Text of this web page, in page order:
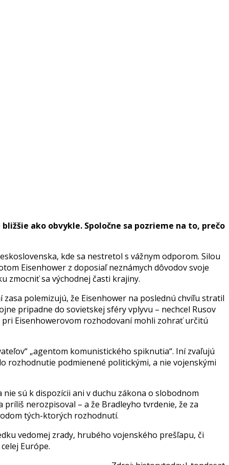
ako obvykle. Spoločne sa pozrieme na to, prečo
kde sa nestretol s vážnym odporom. Silou
Eisenhower z doposiaľ neznámych dôvodov svoje
zmocniť sa východnej časti krajiny.
polemizujú, že Eisenhower na poslednú chvíľu stratil
pripadne do sovietskej sféry vplyvu – nechcel Rusov
Eisenhowerovom rozhodovaní mohli zohrať určitú
„agentom komunistického spiknutia“. Iní zvaľujú
rozhodnutie podmienené politickými, a nie vojenskými
sú k dispozícii ani v duchu zákona o slobodnom
nerozpisoval – a že Bradleyho tvrdenie, že za
tých-ktorých rozhodnutí.
vedomej zrady, hrubého vojenského prešľapu, či
Európe.